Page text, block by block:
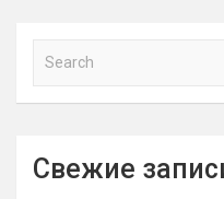
a
c
Свежие